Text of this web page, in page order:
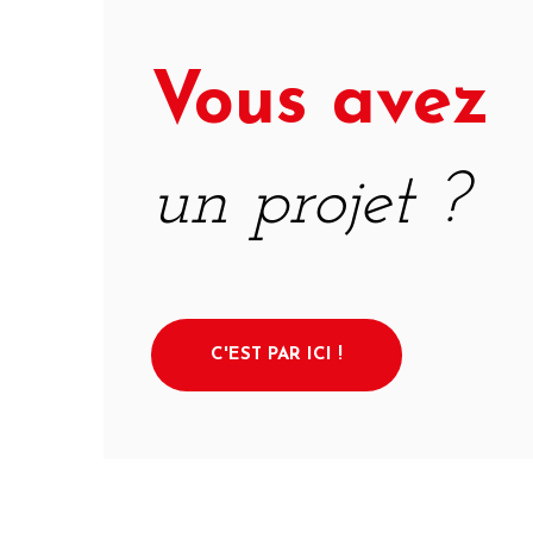
Vous avez
un projet ?
C'EST PAR ICI !